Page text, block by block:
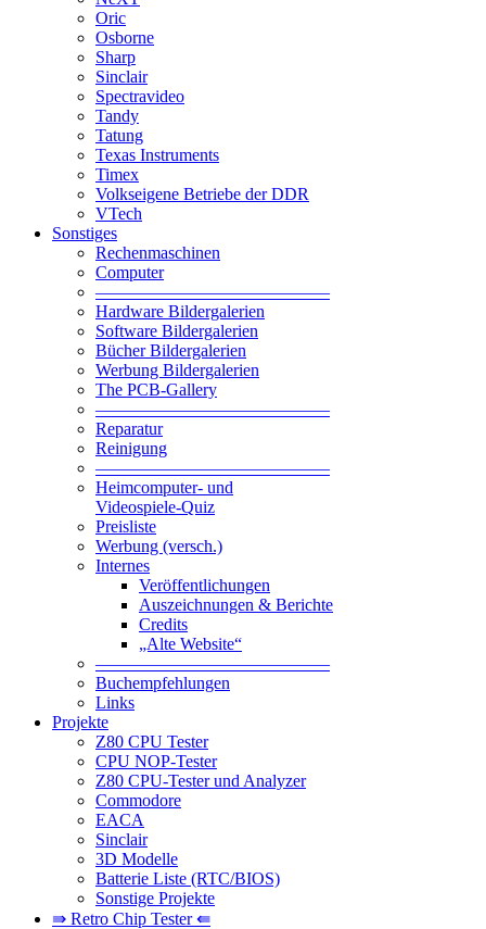
Oric
Osborne
Sharp
Sinclair
Spectravideo
Tandy
Tatung
Texas Instruments
Timex
Volkseigene Betriebe der DDR
VTech
Sonstiges
Rechenmaschinen
Computer
—————————————–
Hardware Bildergalerien
Software Bildergalerien
Bücher Bildergalerien
Werbung Bildergalerien
The PCB-Gallery
—————————————–
Reparatur
Reinigung
—————————————–
Heimcomputer- und
Videospiele-Quiz
Preisliste
Werbung (versch.)
Internes
Veröffentlichungen
Auszeichnungen & Berichte
Credits
„Alte Website“
—————————————–
Buchempfehlungen
Links
Projekte
Z80 CPU Tester
CPU NOP-Tester
Z80 CPU-Tester und Analyzer
Commodore
EACA
Sinclair
3D Modelle
Batterie Liste (RTC/BIOS)
Sonstige Projekte
⇛ Retro Chip Tester ⇚